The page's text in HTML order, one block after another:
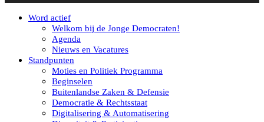
Word actief
Welkom bij de Jonge Democraten!
Agenda
Nieuws en Vacatures
Standpunten
Moties en Politiek Programma
Beginselen
Buitenlandse Zaken & Defensie
Democratie & Rechtsstaat
Digitalisering & Automatisering